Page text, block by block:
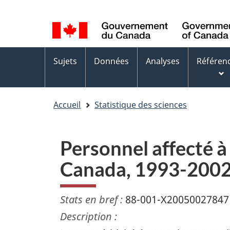
de
la
langue
Language
switcher
Menus
des
sujets
Sujets Données Analyses
Accueil Statistique des sciences
Personnel affecté
Canada, 1993-
Stats en bref : 88-001-X20050027847
Description :